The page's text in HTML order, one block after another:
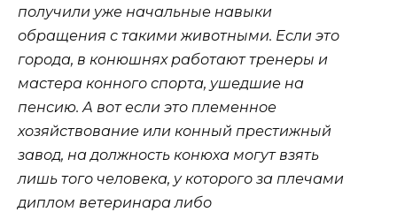
получили уже начальные навыки
обращения с такими животными. Если это
города, в конюшнях работают тренеры и
мастера конного спорта, ушедшие на
пенсию. А вот если это племенное
хозяйствование или конный престижный
завод, на должность конюха могут взять
лишь того человека, у которого за плечами
диплом ветеринара либо